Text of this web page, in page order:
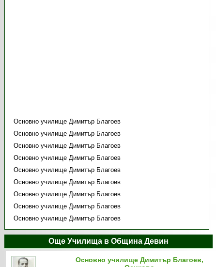
Основно училище Димитър Благоев
Основно училище Димитър Благоев
Основно училище Димитър Благоев
Основно училище Димитър Благоев
Основно училище Димитър Благоев
Основно училище Димитър Благоев
Основно училище Димитър Благоев
Основно училище Димитър Благоев
Основно училище Димитър Благоев
Още Училища в Община Девин
Основно училище Димитър Благоев,